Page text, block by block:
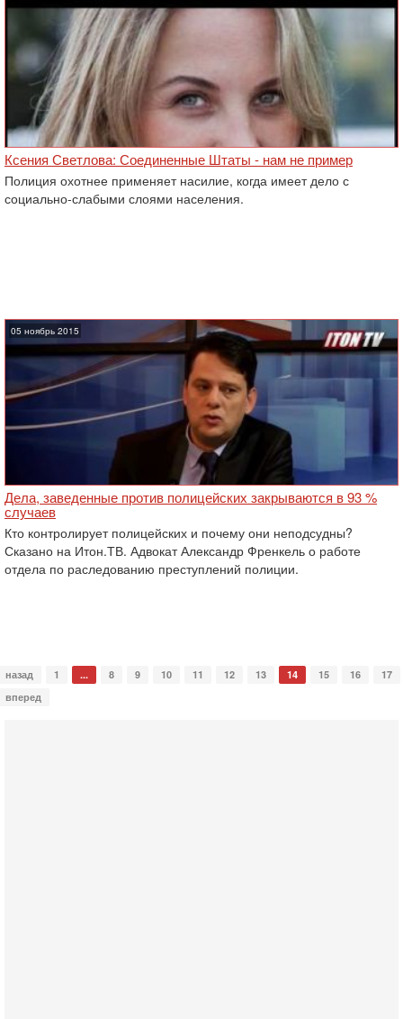
Ксения Светлова: Соединенные Штаты - нам не пример
Полиция охотнее применяет насилие, когда имеет дело с
социально-слабыми слоями населения.
05 ноябрь 2015
Дела, заведенные против полицейских закрываются в 93 %
случаев
Кто контролирует полицейских и почему они неподсудны?
Сказано на Итон.ТВ. Адвокат Александр Френкель о работе
отдела по раследованию преступлений полиции.
назад 1 ... 8 9 10 11 12 13 14 15 16
17
вперед